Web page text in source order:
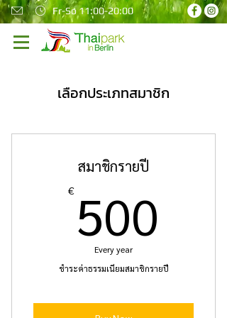
Fr-So 11:00-20:00
เลือกประเภทสมาชิก
สมาชิกรายปี
€ 500
Every year
ชำระค่าธรรมเนียมสมาชิกรายปี